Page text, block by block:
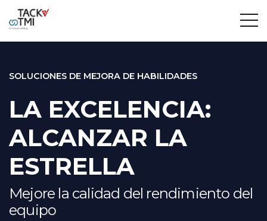
SOLUCIONES DE MEJORA DE HABILIDADES
LA EXCELENCIA:
ALCANZAR LA
ESTRELLA
Mejore la calidad del rendimiento del
equipo